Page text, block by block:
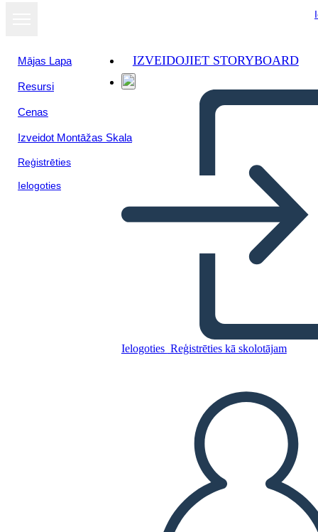
Mājas Lapa
Resursi
Cenas
Izveidot Montāžas Skala
Reģistrēties
Ielogoties
IZVEIDOJIET STORYBOARD
Ielogoties Reģistrēties kā skolotājam
Summer
IZVEIDOT STĀSTU SHĒMU
ATSKAŅOT SLAIDRĀDI
IZLASI MAN